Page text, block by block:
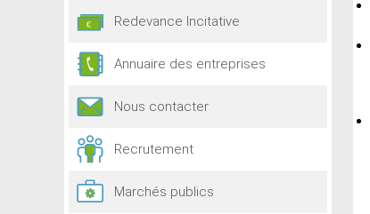
Redevance Incitative
Annuaire des entreprises
Nous contacter
Recrutement
Marchés publics